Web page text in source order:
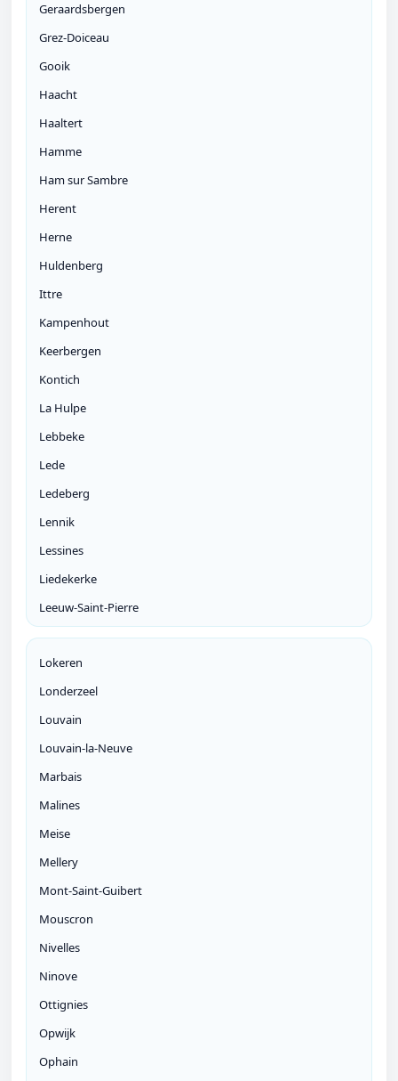
Geraardsbergen
Grez-Doiceau
Gooik
Haacht
Haaltert
Hamme
Ham sur Sambre
Herent
Herne
Huldenberg
Ittre
Kampenhout
Keerbergen
Kontich
La Hulpe
Lebbeke
Lede
Ledeberg
Lennik
Lessines
Liedekerke
Leeuw-Saint-Pierre
Lokeren
Londerzeel
Louvain
Louvain-la-Neuve
Marbais
Malines
Meise
Mellery
Mont-Saint-Guibert
Mouscron
Nivelles
Ninove
Ottignies
Opwijk
Ophain